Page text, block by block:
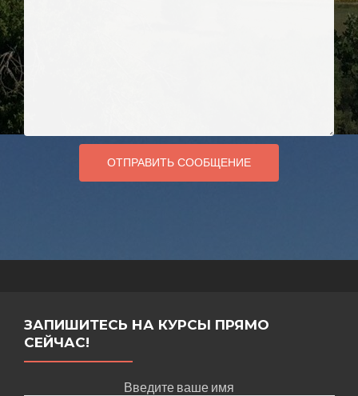
ОТПРАВИТЬ СООБЩЕНИЕ
ЗАПИШИТЕСЬ НА КУРСЫ ПРЯМО
СЕЙЧАС!
Введите ваше имя